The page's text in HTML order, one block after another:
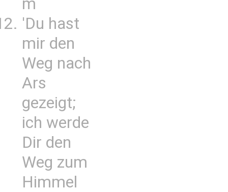
m
'Du hast
mir den
Weg nach
Ars
gezeigt;
ich werde
Dir den
Weg zum
Himmel